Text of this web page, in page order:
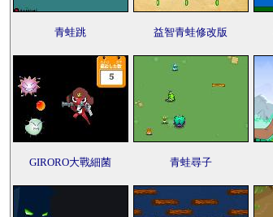
青蛙跳 益智青蛙修改版
GIRORO大戰細菌 青蛙尋子